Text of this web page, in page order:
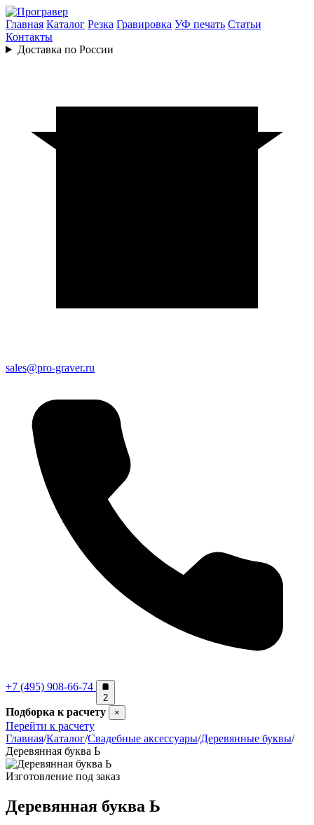
Главная Каталог Резка Гравировка УФ печать Статьи
Контакты
Доставка по России
sales@pro-graver.ru
+7 (495) 908-66-74
2
Подборка к расчету ×
Перейти к расчету
Главная/Каталог/Свадебные аксессуары/Деревянные буквы/
Деревянная буква Ь
Изготовление под заказ
Деревянная буква Ь